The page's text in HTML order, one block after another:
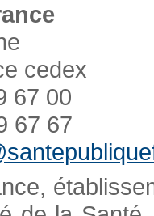
cedex
67 00
67 67